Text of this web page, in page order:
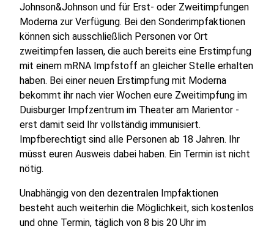
Johnson&Johnson und für Erst- oder Zweitimpfungen
Moderna zur Verfügung. Bei den Sonderimpfaktionen
können sich ausschließlich Personen vor Ort
zweitimpfen lassen, die auch bereits eine Erstimpfung
mit einem mRNA Impfstoff an gleicher Stelle erhalten
haben. Bei einer neuen Erstimpfung mit Moderna
bekommt ihr nach vier Wochen eure Zweitimpfung im
Duisburger Impfzentrum im Theater am Marientor -
erst damit seid Ihr vollständig immunisiert.
Impfberechtigt sind alle Personen ab 18 Jahren. Ihr
müsst euren Ausweis dabei haben. Ein Termin ist nicht
nötig.
Unabhängig von den dezentralen Impfaktionen
besteht auch weiterhin die Möglichkeit, sich kostenlos
und ohne Termin, täglich von 8 bis 20 Uhr im